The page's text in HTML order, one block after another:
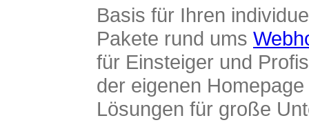
Basis für Ihren
Pakete rund ums
für Einsteiger und
der eigenen
Lösungen für große